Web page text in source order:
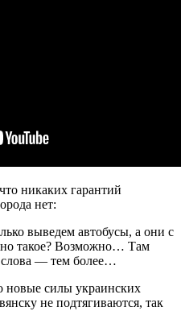
никаких гарантий
нет:
выведем автобусы, а они с
такое? Возможно… Там
слова — тем более…
новые силы украинских
не подтягиваются, так